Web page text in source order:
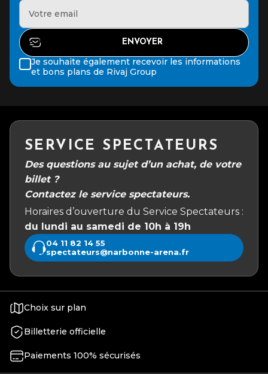
Je souhaite également recevoir les informations
et bons plans de Rivaj Group
SERVICE SPECTATEURS
Des questions au sujet d’un achat, de votre
billet ?
Contactez le service spectateurs.
Horaires d’ouverture du Service Spectateurs :
du lundi au samedi de 10h à 19h
04 11 82 14 55
spectateurs@narbonne-arena.fr
Choix sur plan
Billetterie officielle
Paiements 100% sécurisés